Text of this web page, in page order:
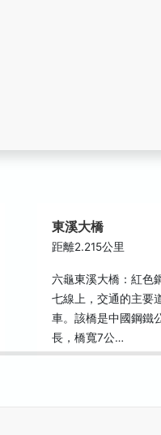
東溪大橋
距離2.215公里
六龜東溪大橋：紅色
七線上，交通的主要
車。該橋是中國鋼鐵
長，橋寬7公…